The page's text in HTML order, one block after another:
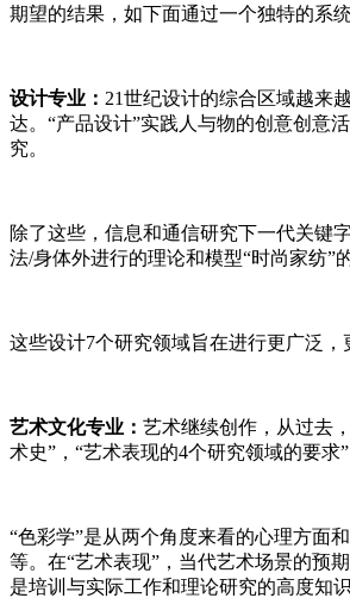
期望的结果，如下面通过一个独特的系
设计专业： 21世纪设计的综合区域越来
达。“产品设计”实践人与物的创意创意
究。
除了这些，信息和通信研究下一代关键
法/身体外进行的理论和模型“时尚家纺”
这些设计7个研究领域旨在进行更广泛，
艺术文化专业： 艺术继续创作，从过去
术史”，“艺术表现的4个研究领域的要
“色彩学”是从两个角度来看的心理方面
等。在“艺术表现”，当代艺术场景的预
是培训与实际工作和理论研究的高度知